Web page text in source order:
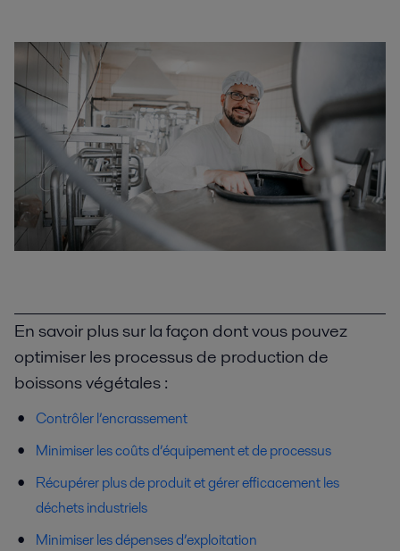
En savoir plus sur la façon dont vous pouvez
optimiser les processus de production de
boissons végétales :
Contrôler l’encrassement
Minimiser les coûts d’équipement et de processus
Récupérer plus de produit et gérer efficacement les
déchets industriels
Minimiser les dépenses d’exploitation